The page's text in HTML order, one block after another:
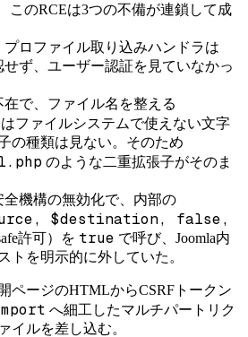
このRCEは3つの不備が連鎖して成
ロファイル取り込みハンドラは
ず、ユーザー認証を見ていなかっ
で、ファイル名を整える
はファイルシステムで使えない文字
の種類は見ない。そのため
のような二重拡張子がそのま
機構の無効化で、内部の
$destination, false,
許可）を true で呼び、Joomla内
トを明示的に外していた。
ページのHTMLからCSRFトークン
へ細工したマルチパートリク
イルを差し込む。